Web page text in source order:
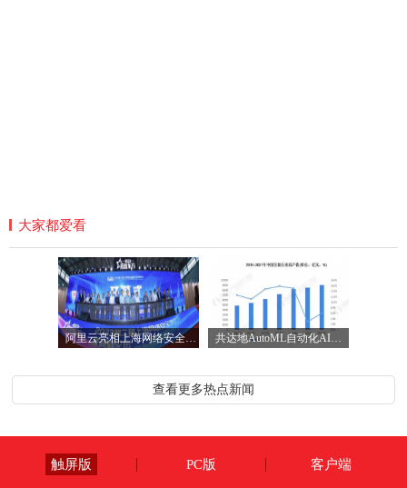
大家都爱看
阿里云亮相上海网络安全博览会 展示新一 共达地AutoML自动化AI训练平台，用AI编织社
查看更多热点新闻
触屏版 PC版 客户端